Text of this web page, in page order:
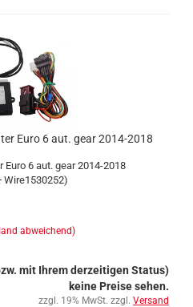
Euro 6 aut. gear 2014-2018
6 aut. gear 2014-2018
Wire1530252)
abweichend)
mit Ihrem derzeitigen Status)
keine Preise sehen.
zzgl. 19% MwSt. zzgl. Versand